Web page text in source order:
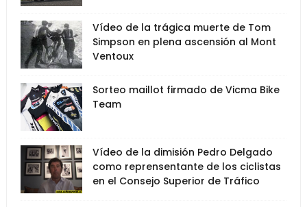
Vídeo de la trágica muerte de Tom
Simpson en plena ascensión al Mont
Ventoux
Sorteo maillot firmado de Vicma Bike
Team
Vídeo de la dimisión Pedro Delgado
como reprensentante de los ciclistas
en el Consejo Superior de Tráfico